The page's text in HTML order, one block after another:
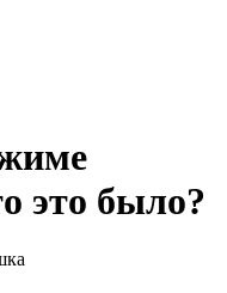
это было?